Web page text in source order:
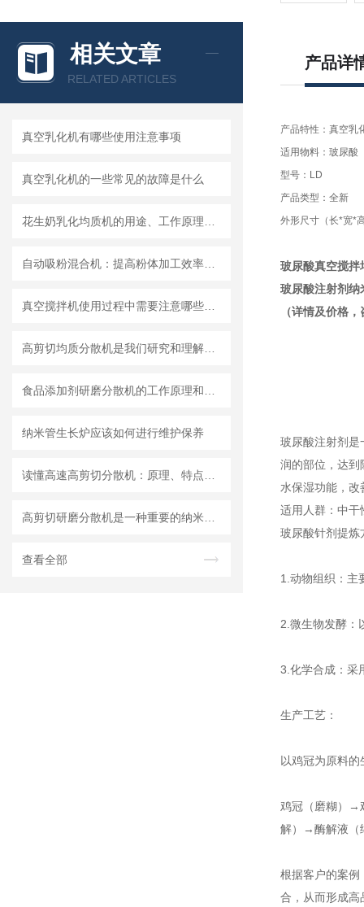
相关文章
RELATED ARTICLES
真空乳化机有哪些使用注意事项
真空乳化机的一些常见的故障是什么
纳米管生长炉应该如何进行维护保养
查看全部
产品详
产品特性：真空乳
适用物料：玻尿酸
型号：LD
产品类型：全新
外形尺寸（长*宽*
玻尿酸真空搅拌
玻尿酸注射剂纳
（详情及价格
玻尿酸注射剂是
润的部位，达到
水保湿功能，
适用人群：中干
玻尿酸针剂提炼
1.动物组织：主
2.微生物发酵：
3.化学合成：采
生产工艺：
以鸡冠为原料的
鸡冠（磨糊）→
解）→酶解液（
根据客户的案例
合，从而形成高